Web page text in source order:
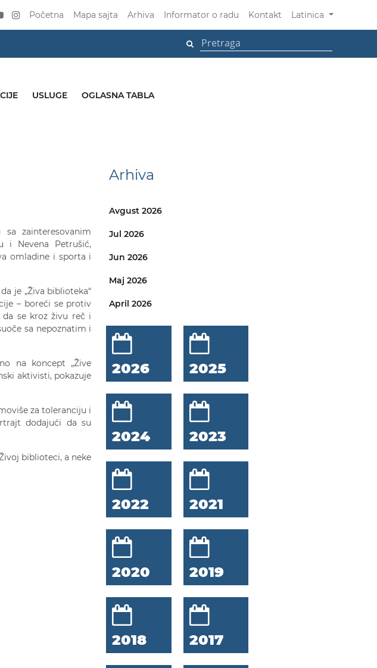
Početna Mapa sajta Arhiva Informator o radu Kontakt Latinica
USLUGE OGLASNA TABLA
zainteresovanim
i Nevena Petrušić,
omladine i sporta i
je „Živa biblioteka“
– boreći se protiv
se kroz živu reč i
sa nepoznatim i
na koncept „Žive
aktivisti, pokazuje
za toleranciju i
dodajući da su
biblioteci, a neke
Arhiva
Avgust 2026
Jul 2026
Jun 2026
Maj 2026
April 2026
2026 2025
2024 2023
2022 2021
2020 2019
2018 2017